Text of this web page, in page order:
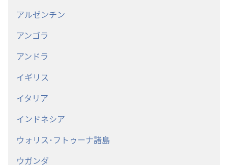
アルゼンチン
アンゴラ
アンドラ
イギリス
イタリア
インドネシア
ウォリス･フトゥーナ諸島
ウガンダ